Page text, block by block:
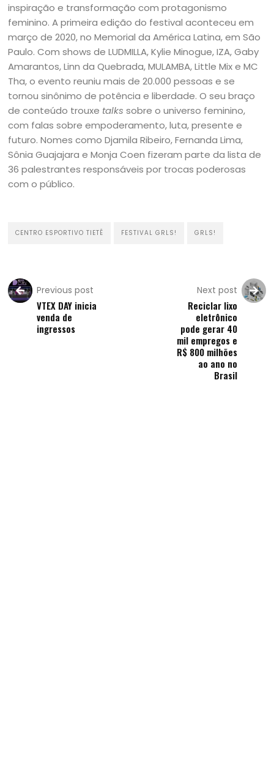
inspiração e transformação com protagonismo
feminino. A primeira edição do festival aconteceu em
março de 2020, no Memorial da América Latina, em São
Paulo. Com shows de LUDMILLA, Kylie Minogue, IZA, Gaby
Amarantos, Linn da Quebrada, MULAMBA, Little Mix e MC
Tha, o evento reuniu mais de 20.000 pessoas e se
tornou sinônimo de potência e liberdade. O seu braço
de conteúdo trouxe talkssobre o universo feminino,
com falas sobre empoderamento, luta, presente e
futuro. Nomes como Djamila Ribeiro, Fernanda Lima,
Sônia Guajajara e Monja Coen fizeram parte da lista de
36 palestrantes responsáveis por trocas poderosas
com o público.
CENTRO ESPORTIVO TIETÊ FESTIVAL GRLS! GRLS!
Previous post
VTEX DAY inicia
venda de
ingressos
Next post
Reciclar lixo
eletrônico
pode gerar 40
mil empregos e
R$ 800 milhões
ao ano no
Brasil